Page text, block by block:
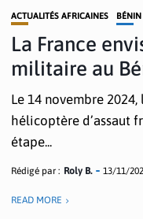
ACTUALITÉS AFRICAINES BÉNIN
La France
militaire au
Le 14 novembre
hélicoptère d’assaut
étape...
Rédigé par : Roly B. 13/11/
READ MORE